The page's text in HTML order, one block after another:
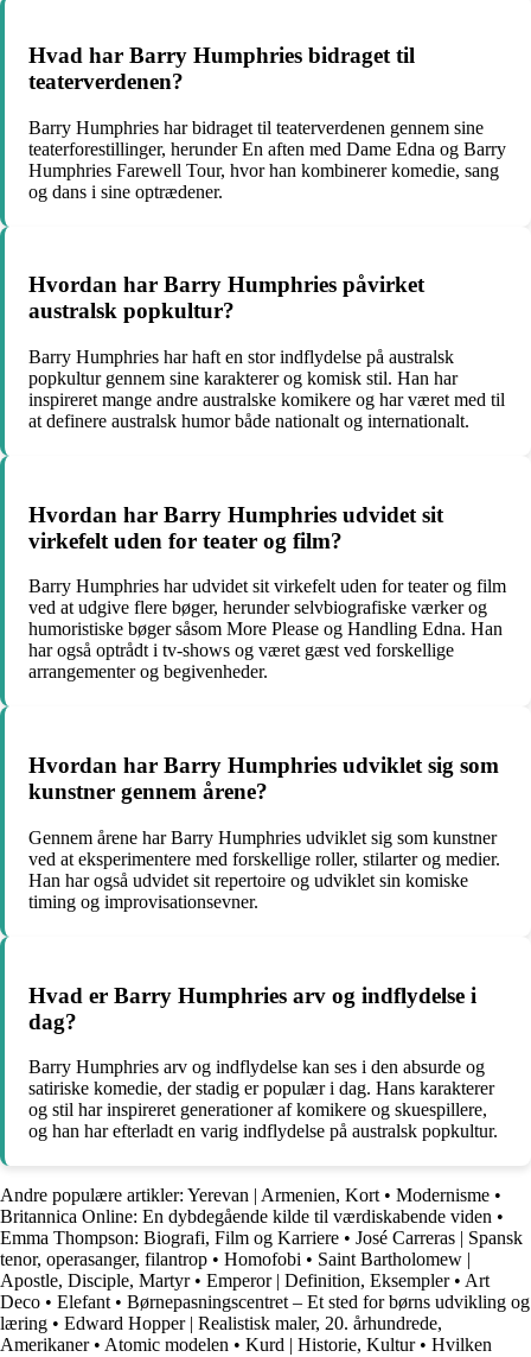
Hvad har Barry Humphries bidraget til
teaterverdenen?
Barry Humphries har bidraget til teaterverdenen gennem sine
teaterforestillinger, herunder En aften med Dame Edna og Barry
Humphries Farewell Tour, hvor han kombinerer komedie, sang
og dans i sine optrædener.
Hvordan har Barry Humphries påvirket
australsk popkultur?
Barry Humphries har haft en stor indflydelse på australsk
popkultur gennem sine karakterer og komisk stil. Han har
inspireret mange andre australske komikere og har været med til
at definere australsk humor både nationalt og internationalt.
Hvordan har Barry Humphries udvidet sit
virkefelt uden for teater og film?
Barry Humphries har udvidet sit virkefelt uden for teater og film
ved at udgive flere bøger, herunder selvbiografiske værker og
humoristiske bøger såsom More Please og Handling Edna. Han
har også optrådt i tv-shows og været gæst ved forskellige
arrangementer og begivenheder.
Hvordan har Barry Humphries udviklet sig som
kunstner gennem årene?
Gennem årene har Barry Humphries udviklet sig som kunstner
ved at eksperimentere med forskellige roller, stilarter og medier.
Han har også udvidet sit repertoire og udviklet sin komiske
timing og improvisationsevner.
Hvad er Barry Humphries arv og indflydelse i
dag?
Barry Humphries arv og indflydelse kan ses i den absurde og
satiriske komedie, der stadig er populær i dag. Hans karakterer
og stil har inspireret generationer af komikere og skuespillere,
og han har efterladt en varig indflydelse på australsk popkultur.
Andre populære artikler: Yerevan | Armenien, Kort • Modernisme •
Britannica Online: En dybdegående kilde til værdiskabende viden •
Emma Thompson: Biografi, Film og Karriere • José Carreras | Spansk
tenor, operasanger, filantrop • Homofobi • Saint Bartholomew |
Apostle, Disciple, Martyr• Emperor | Definition, Eksempler• Art
Deco • Elefant • Børnepasningscentret – Et sted for børns udvikling og
læring • Edward Hopper | Realistisk maler, 20. århundrede,
Amerikaner• Atomic modelen • Kurd | Historie, Kultur• Hvilken